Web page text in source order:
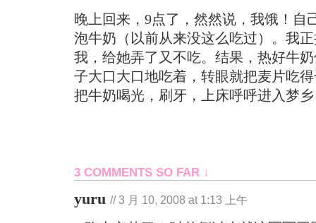
晚上回来，9点了，然然说，我饿！自
泡牛奶（以前从来没这么吃过）。我
我，给她弄了又不吃。结果，热好牛
子大口大口地吃着，转眼就把麦片吃
把牛奶喝光，刷牙，上床呼呼进入梦
3 COMMENTS SO FAR ↓
yuru //3 月 10, 2008 at 1:13 上午